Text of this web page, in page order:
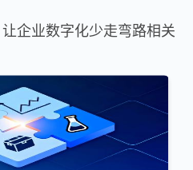
企业数字化少走弯路相关